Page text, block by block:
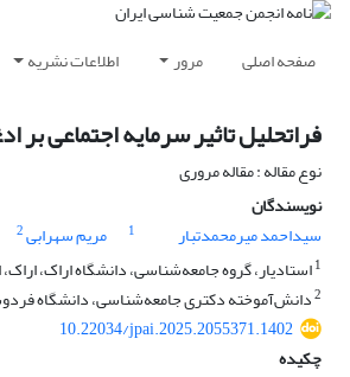
صفحه اصلی مرور اطلاعات نشریه
فراتحلیل تاثیر سرمایه اجتماعی بر
نوع مقاله : مقاله مروری
نویسندگان
سیداحمد میرمحمدتبار
1 مریم سهرابی2
1استادیار، گروه جامعه‌شناسی، دانشگاه اراک، اراک،
2دانش‌آموخته دکتری جامعه‌شناسی، دانشگاه
10.22034/jpai.2025.2055371.1402
چکیده